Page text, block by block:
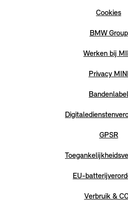
Cookies
BMW Group
Werken bij
Privacy MINI
Bandenlabel
GPSR
EU-
Verbruik &